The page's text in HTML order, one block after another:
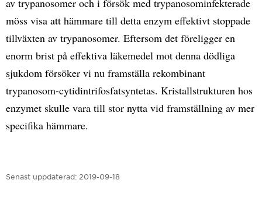
av trypanosomer och i försök med trypanosominfekterade
möss visa att hämmare till detta enzym effektivt stoppade
tillväxten av trypanosomer. Eftersom det föreligger en
enorm brist på effektiva läkemedel mot denna dödliga
sjukdom försöker vi nu framställa rekombinant
trypanosom-cytidintrifosfatsyntetas. Kristallstrukturen hos
enzymet skulle vara till stor nytta vid framställning av mer
specifika hämmare.
Senast uppdaterad: 2019-09-18